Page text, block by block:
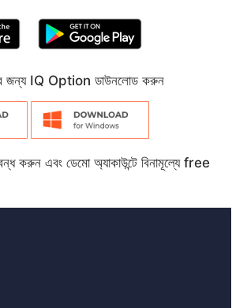
জন্য IQ Option ডাউনলোড করুন
করুন এবং ডেমো অ্যাকাউন্টে বিনামূল্যে free